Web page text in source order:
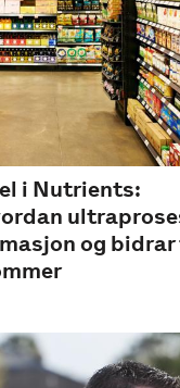
i Nutrients:
og